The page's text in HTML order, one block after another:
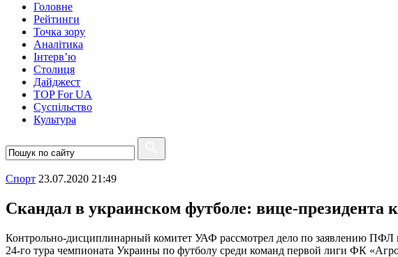
Головне
Рейтинги
Точка зору
Аналітика
Інтерв’ю
Столиця
Дайджест
TOP For UA
Суспiльство
Культура
Спорт 23.07.2020 21:49
Скандал в украинском футболе: вице-президента
Контрольно-дисциплинарный комитет УАФ рассмотрел дело по заявлению
24-го тура чемпионата Украины по футболу среди команд первой лиги ФК